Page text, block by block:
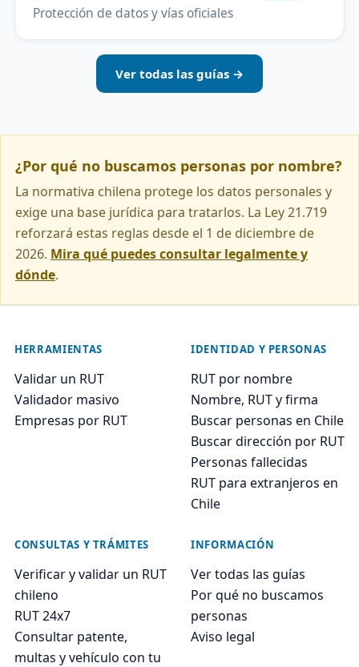
Protección de datos y vías oficiales
Ver todas las guías →
¿Por qué no buscamos personas por nombre?
La normativa chilena protege los datos personales y
exige una base jurídica para tratarlos. La Ley 21.719
reforzará estas reglas desde el 1 de diciembre de
2026. Mira qué puedes consultar legalmente y
dónde.
HERRAMIENTAS
Validar un RUT
Validador masivo
Empresas por RUT
IDENTIDAD Y PERSONAS
RUT por nombre
Nombre, RUT y firma
Buscar personas en Chile
Buscar dirección por RUT
Personas fallecidas
RUT para extranjeros en
Chile
CONSULTAS Y TRÁMITES
Verificar y validar un RUT
chileno
RUT 24x7
Consultar patente,
multas y vehículo con tu
INFORMACIÓN
Ver todas las guías
Por qué no buscamos
personas
Aviso legal